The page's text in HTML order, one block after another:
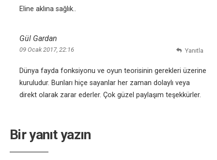
Eline aklına sağlık..
Gül Gardan
09 Ocak 2017, 22:16
Dünya fayda fonksiyonu ve oyun teorisinin gerekleri üzerine
kuruludur. Bunları hiçe sayanlar her zaman dolaylı veya
direkt olarak zarar ederler. Çok güzel paylaşım teşekkürler.
Yanıtla
Bir yanıt yazın